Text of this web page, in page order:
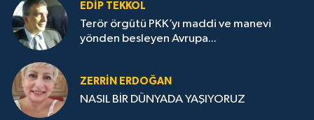
EDIP TEKKOL
Terör örgütü PKK’yı maddi ve manevi
yönden besleyen Avrupa...
ZERRIN ERDOĞAN
NASIL BİR DÜNYADA YAŞIYORUZ